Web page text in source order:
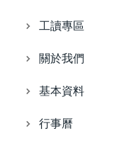
工讀專區
關於我們
基本資料
行事曆